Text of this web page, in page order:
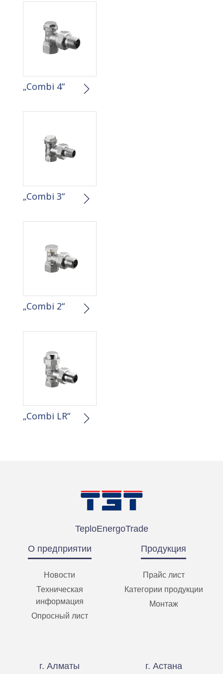
„Combi 4“
„Combi 3“
„Combi 2“
„Combi LR“
TeploEnergoTrade
О предприятии
Новости
Техническая
информация
Опросный лист
Продукция
Прайс лист
Категории продукции
Монтаж
г. Алматы г. Астана